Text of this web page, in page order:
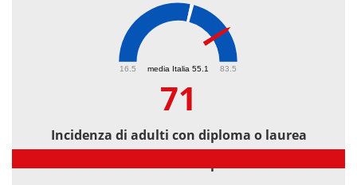
media Italia 55.1
16.5 83.5
71
Incidenza di adulti con diploma o laurea